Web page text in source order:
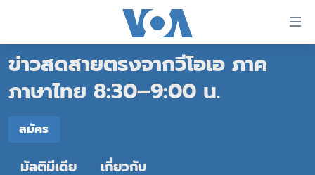
ต่อ
ไป
หลัก
หน้าหลัก
โลก
เอเชีย
ข่าวสดสายตรงจากวีโอเอ ภาค
ภาษาไทย 8:30–9:00 น.
สมัคร
สมัคร
มัลติมีเดีย เกี่ยวกับ